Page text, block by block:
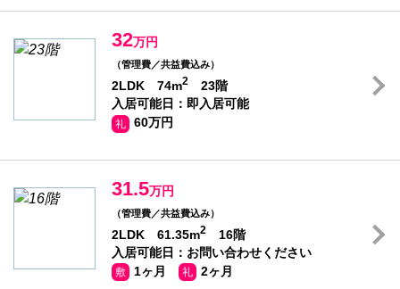
32万円
（管理費／共益費込み）
2LDK 74m2
23階
入居可能日：即入居可能
礼 60万円
31.5万円
（管理費／共益費込み）
2LDK 61.35m2
16階
入居可能日：お問い合わせください
敷 1ヶ月 礼 2ヶ月